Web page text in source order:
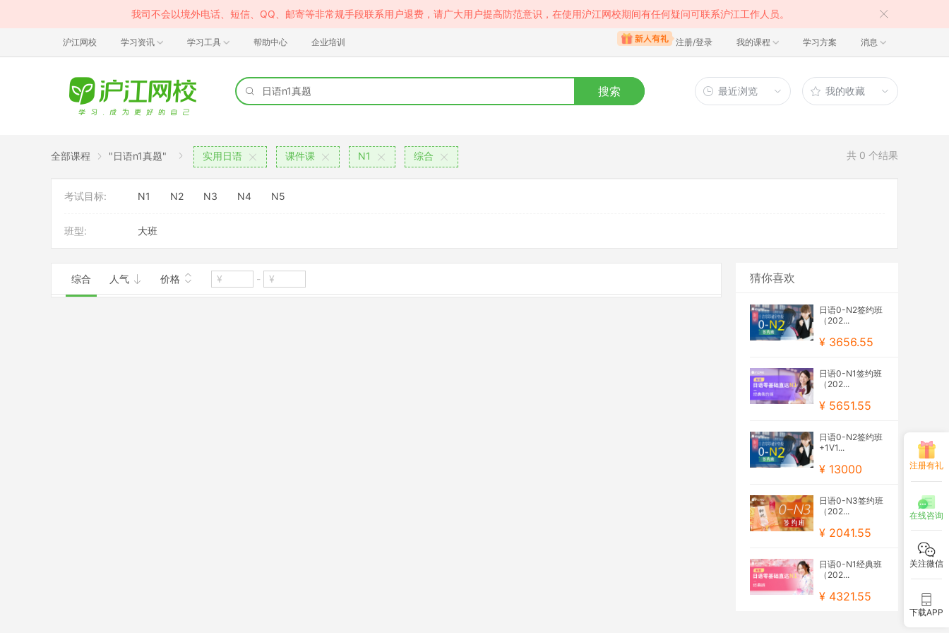
我司不会以境外电话、短信、QQ、邮寄等非常规手段联系用户退费，请广大用户提高防范意识，在使用沪江网校期间有任何疑问可联系沪江工作人员。
沪江网校 学习资讯 学习工具 帮助中心 企业培训 注册/登录 我的课程 学习方案 消息
搜索 最近浏览 我的收藏
全部课程 "日语n1真题" 实用日语 课件课 N1 综合 共 0 个结果
考试目标: N1 N2 N3 N4 N5
班型: 大班
综合 人气 价格 - 猜你喜欢
日语0-N2签约班
（202...
¥ 3656.55
日语0-N1签约班
（202...
¥ 5651.55
日语0-N2签约班
+1V1...
¥ 13000
日语0-N3签约班
（202...
¥ 2041.55
日语0-N1经典班
（202...
¥ 4321.55
注册有礼
在线咨询
关注微信
下载APP